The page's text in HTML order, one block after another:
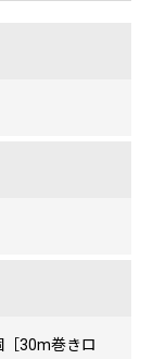
30m巻きロ